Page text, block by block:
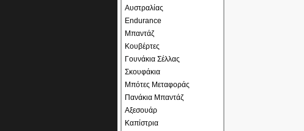
Αυστραλίας
Endurance
Μπαντάζ
Κουβέρτες
Γουνάκια Σέλλας
Σκουφάκια
Μπότες Μεταφοράς
Πανάκια Μπαντάζ
Αξεσουάρ
Καπίστρια